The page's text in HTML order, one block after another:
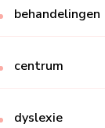
behandelingen
centrum
dyslexie